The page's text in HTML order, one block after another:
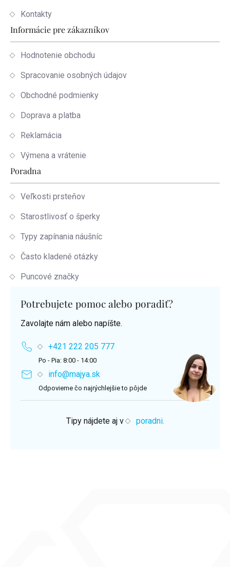
Kontakty
Informácie pre zákazníkov
Hodnotenie obchodu
Spracovanie osobných údajov
Obchodné podmienky
Doprava a platba
Reklamácia
Výmena a vrátenie
Poradna
Veľkosti prsteňov
Starostlivosť o šperky
Typy zapínania náušníc
Často kladené otázky
Puncové značky
Potrebujete pomoc alebo poradiť?
Zavolajte nám alebo napíšte.
+421 222 205 777
Po - Pia: 8:00 - 14:00
info@majya.sk
Odpovieme čo najrýchlejšie to pôjde
Tipy nájdete aj v poradni.